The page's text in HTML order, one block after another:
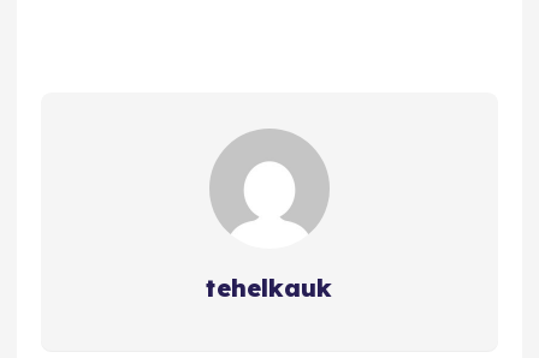
m
tehelkauk